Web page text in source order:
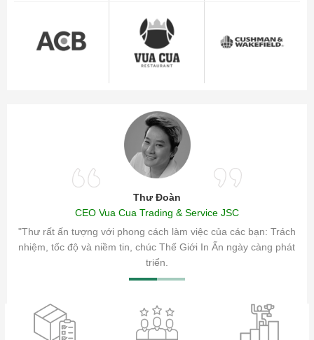
Thư Đoàn
CEO Vua Cua Trading & Service JSC
"Thư rất ấn tượng với phong cách làm việc của các bạn: Trách
nhiệm, tốc độ và niềm tin, chúc Thế Giới In Ấn ngày càng phát
triển.
sóc